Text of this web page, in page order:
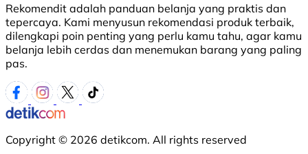
Rekomendit adalah panduan belanja yang praktis dan
tepercaya. Kami menyusun rekomendasi produk terbaik,
dilengkapi poin penting yang perlu kamu tahu, agar kamu
belanja lebih cerdas dan menemukan barang yang paling
pas.
Copyright © 2026 detikcom. All rights reserved